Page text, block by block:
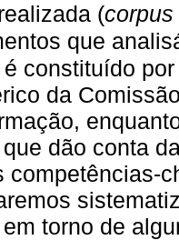
(corpus
que
constituído
da
dão conta
competências-
torno de